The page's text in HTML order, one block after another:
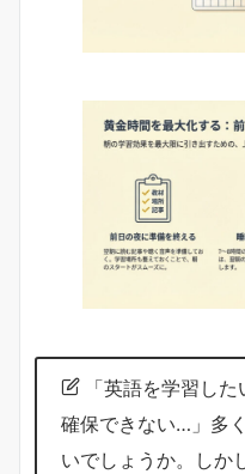
「英語を学習し
確保できない…」多
いでしょうか。しか